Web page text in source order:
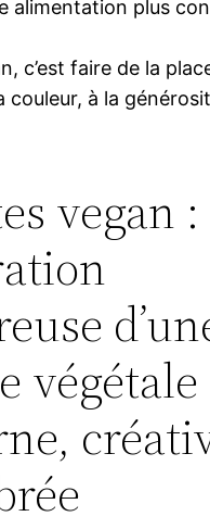
alimentation plus
c’est faire de la
couleur, à la
vegan :
végétale